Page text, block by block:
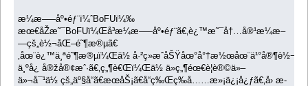
æ¼æ–—åº•éƒ¨ï¼ˆBoFUï¼‰
æœ€åŽæ˜¯BoFUï¼Œå³æ¼æ–—åº•éƒ¨ã€‚è¿™æ˜¯å†…å®¹æ¼æ–
—çš„è½¬åŒ–é˜¶æ®µã€
‚åœ¨è¿™ä¸ªé˜¶æ®µï¼Œä½
ä¸ºå¿ å®žå®¢æˆ·ã€‚ç„¶è€Œï¼Œä½ ä»ç„¶éœ€è¦è®©ä»–
ä»¬å¯¹ä½ çš„äº§å“ã€æœåŠ¡ã€å“ç‰Œç­‰å……æ»¡ä¿¡å¿ƒã€‚å› æ­